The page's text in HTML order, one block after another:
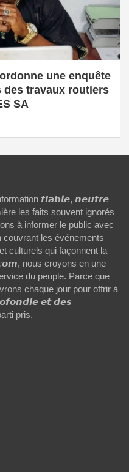
une enquête
travaux routiers
SA
𝙛𝙞𝙖𝙗𝙡𝙚, 𝙣𝙚𝙪𝙩𝙧𝙚
les faits souvent ignorés
à informer le public avec
les événements
culturels qui façonnent la
nous croyons en une
du peuple. Parce que
chaque jour pour offrir à
𝙚𝙩 𝙙𝙚𝙨
pris.